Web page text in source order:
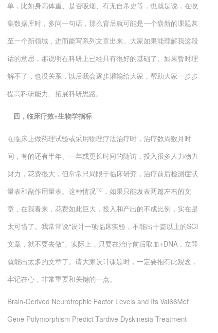
单，比如身高体重、是否吸烟、有无自杀史等，也就是说，在收
集数据库时，多问一句话，那么背后就可能是一个崭新的课题甚
至一个新领域，进而能写系列文章出来。大家如果能理解我这段
话的意思，那说明在科研上已经具有很好的基础了。如果暂时理
解不了，也没关系，以后我会逐步灌输给大家，帮助大家一步步
提高科研能力、拓展科研思路。
四，临床疗效+生物学指标
在临床上做药理试验或采用物理疗法治疗时，治疗数周数月时
间，有的还有半年、一年或更长时间的随访，投入很多人力物力
财力，花费很大，但常常只局限于临床研究，治疗前后检测症状
量表和副作用量表。这种情况下，如果只能发表两篇左右的文
章，在我看来，花费如此巨大，投入和产出的不成比例，实在是
太可惜了。我常常说“设计一项临床实验，不能出十篇以上的SCI
文章，就不要去做”。实际上，只要在治疗前后取血+DNA，立即
就能出太多的文章了。请大家设计课题时，一定要抱有此观念，
牢记在心，非常重要和关键的一点。
Brain-Derived Neurotrophic Factor Levels and Its Val66Met
Gene Polymorphism Predict Tardive Dyskinesia Treatment